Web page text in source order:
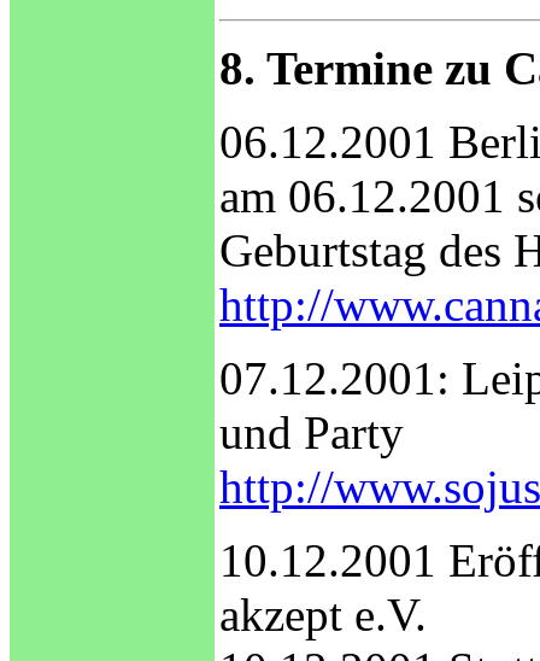
8. Termine zu
06.12.2001
am 06.12.2001
Geburtstag des
http://
07.12.2001:
und Party
http://
10.12.2001
akzept e.V.